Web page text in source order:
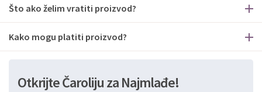
Što ako želim vratiti proizvod?
Kako mogu platiti proizvod?
Otkrijte Čaroliju za Najmlađe!